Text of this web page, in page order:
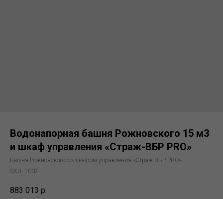
Водонапорная башня Рожновского 15 м3
и шкаф управления «Страж-ВБР PRO»
Башня Рожновского со шкафом управления «Страж-ВБР PRO»
SKU: 1002
883 013 р.